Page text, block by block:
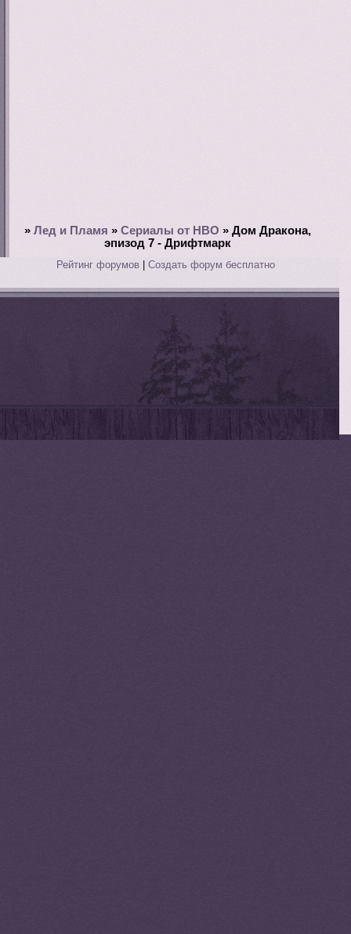
» Лед и Пламя » Сериалы от HBO » Дом Дракона,
эпизод 7 - Дрифтмарк
Рейтинг форумов |Создать форум бесплатно